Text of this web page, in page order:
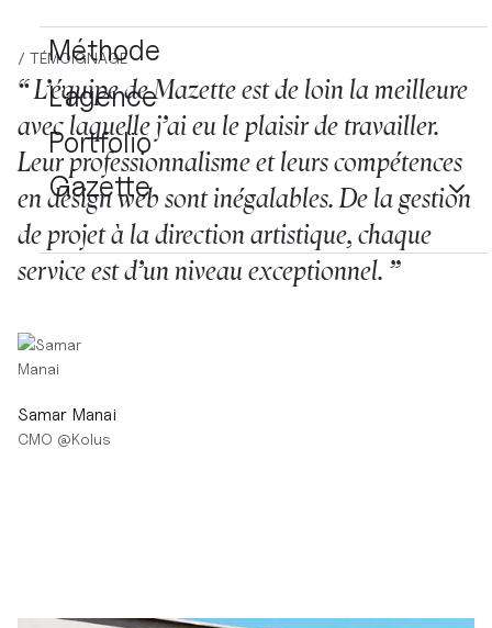
Méthode
L’agence
Portfolio
Gazette
/ TÉMOIGNAGE
“ L’équipe de Mazette est de loin la meilleure
avec laquelle j’ai eu le plaisir de travailler.
Leur professionnalisme et leurs compétences
en design web sont inégalables. De la gestion
de projet à la direction artistique, chaque
service est d’un niveau exceptionnel. ”
Samar Manai
CMO @Kolus